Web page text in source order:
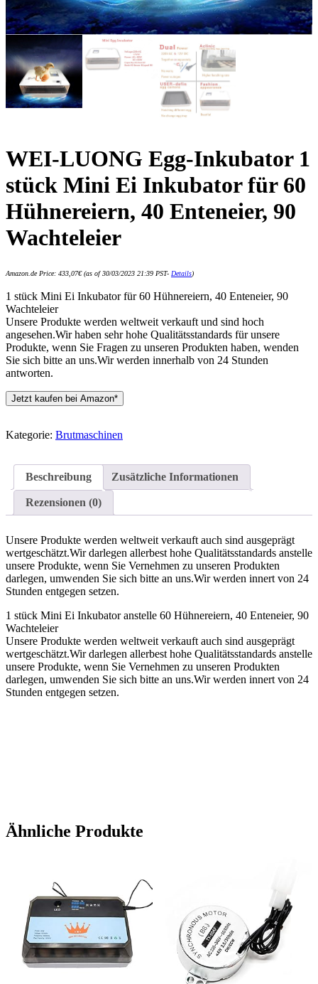
WEI-LUONG Egg-Inkubator 1
stück Mini Ei Inkubator für 60
Hühnereiern, 40 Enteneier, 90
Wachteleier
Amazon.de Price: 433,07€(as of 30/03/2023 21:39 PST- Details)
1 stück Mini Ei Inkubator für 60 Hühnereiern, 40 Enteneier, 90
Wachteleier
Unsere Produkte werden weltweit verkauft und sind hoch
angesehen.Wir haben sehr hohe Qualitätsstandards für unsere
Produkte, wenn Sie Fragen zu unseren Produkten haben, wenden
Sie sich bitte an uns.Wir werden innerhalb von 24 Stunden
antworten.
Jetzt kaufen bei Amazon*
Kategorie: Brutmaschinen
Beschreibung Zusätzliche Informationen
Rezensionen (0)
Unsere Produkte werden weltweit verkauft auch sind ausgeprägt
wertgeschätzt.Wir darlegen allerbest hohe Qualitätsstandards anstelle
unsere Produkte, wenn Sie Vernehmen zu unseren Produkten
darlegen, umwenden Sie sich bitte an uns.Wir werden innert von 24
Stunden entgegen setzen.
1 stück Mini Ei Inkubator anstelle 60 Hühnereiern, 40 Enteneier, 90
Wachteleier
Unsere Produkte werden weltweit verkauft auch sind ausgeprägt
wertgeschätzt.Wir darlegen allerbest hohe Qualitätsstandards anstelle
unsere Produkte, wenn Sie Vernehmen zu unseren Produkten
darlegen, umwenden Sie sich bitte an uns.Wir werden innert von 24
Stunden entgegen setzen.
Ähnliche Produkte